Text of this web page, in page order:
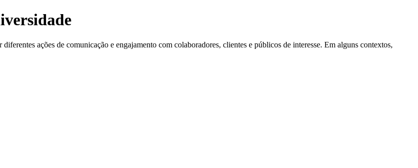
ações de comunicação e engajamento com colaboradores, clientes e públicos de interesse. Em alguns contextos,